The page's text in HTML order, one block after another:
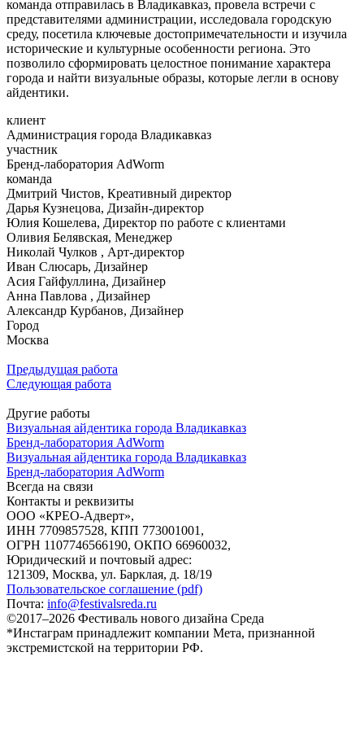
команда отправилась в Владикавказ, провела встречи с
представителями администрации, исследовала городскую
среду, посетила ключевые достопримечательности и изучила
исторические и культурные особенности региона. Это
позволило сформировать целостное понимание характера
города и найти визуальные образы, которые легли в основу
айдентики.
клиент
Администрация города Владикавказ
участник
Бренд-лаборатория AdWorm
команда
Дмитрий Чистов, Креативный директор
Дарья Кузнецова, Дизайн-директор
Юлия Кошелева, Директор по работе с клиентами
Оливия Белявская, Менеджер
Николай Чулков , Арт-директор
Иван Слюсарь, Дизайнер
Асия Гайфуллина, Дизайнер
Анна Павлова , Дизайнер
Александр Курбанов, Дизайнер
Город
Москва
Предыдущая работа
Следующая работа
Другие работы
Визуальная айдентика города Владикавказ
Бренд-лаборатория AdWorm
Визуальная айдентика города Владикавказ
Бренд-лаборатория AdWorm
Всегда на связи
Контакты и реквизиты
ООО «КРЕО‐Адверт»,
ИНН 7709857528, КПП 773001001,
ОГРН 1107746566190, ОКПО 66960032,
Юридический и почтовый адрес:
121309, Москва, ул. Барклая, д. 18/19
Пользовательское соглашение (pdf)
Почта: info@festivalsreda.ru
©2017–2026 Фестиваль нового дизайна Среда
*Инстаграм принадлежит компании Мета, признанной
экстремистской на территории РФ.